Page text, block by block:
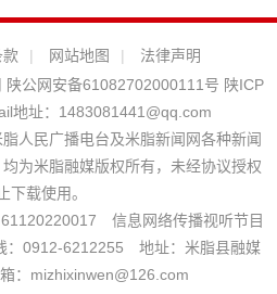
款 | 网站地图 |
法律声明
陕公网安备61082702000111号 陕ICP
地址： 1483081441@qq.com
人民广播电台及米脂新闻网各种新闻
为米脂融媒版权所有，未经协议授权
下载使用。
信息网络传播视听节目
：0912-6212255 地址：米脂县融媒
mizhixinwen@126.com